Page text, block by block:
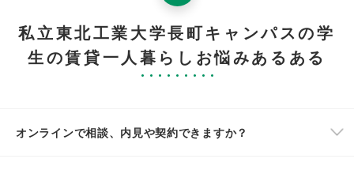
私立東北工業大学長町キャンパスの学
生の賃貸一人暮らしお悩みあるある
オンラインで相談、内見や契約できますか？